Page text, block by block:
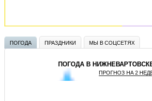
ПОГОДА ПРАЗДНИКИ МЫ В СОЦСЕТЯХ
ПОГОДА В
ПРОГНОЗ НА 2